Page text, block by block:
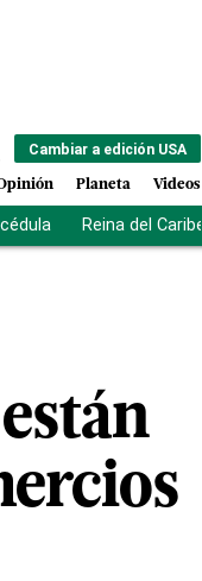
Cambiar a edición USA
Planeta Videos
Reina del Caribe